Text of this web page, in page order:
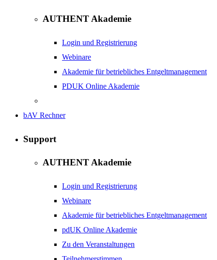
AUTHENT Akademie
Login und Registrierung
Webinare
Akademie für betriebliches Entgeltmanagement
PDUK Online Akademie
bAV Rechner
Support
AUTHENT Akademie
Login und Registrierung
Webinare
Akademie für betriebliches Entgeltmanagement
pdUK Online Akademie
Zu den Veranstaltungen